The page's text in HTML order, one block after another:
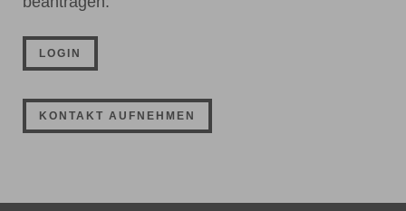
LOGIN
KONTAKT AUFNEHMEN